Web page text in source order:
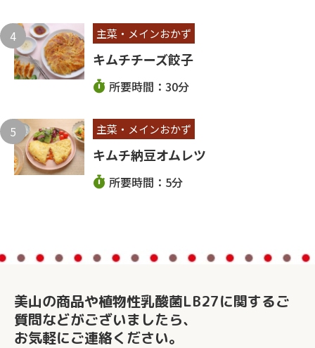
主菜・メインおかず
キムチチーズ餃子
所要時間：30分
主菜・メインおかず
キムチ納豆オムレツ
所要時間：5分
美山の商品や植物性乳酸菌LB27に関するご
質問などがございましたら、
お気軽にご連絡ください。